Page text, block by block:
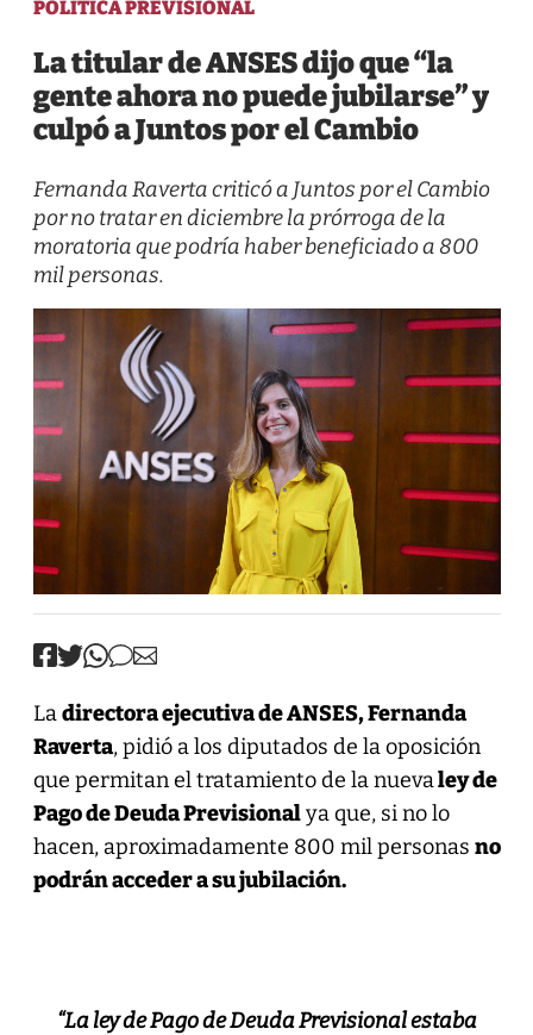
POLÍTICA PREVISIONAL
La titular de ANSES dijo que “la
gente ahora no puede jubilarse” y
culpó a Juntos por el Cambio
Fernanda Raverta criticó a Juntos por el Cambio
por no tratar en diciembre la prórroga de la
moratoria que podría haber beneficiado a 800
mil personas.
Ladirectora ejecutiva de ANSES, Fernanda
Raverta, pidió a los diputados de la oposición
que permitan el tratamiento de la nuevaley de
Pago de Deuda Previsionalya que, si no lo
hacen, aproximadamente 800 mil personas no
podrán acceder a su jubilación.
“La ley de Pago de Deuda Previsional estaba